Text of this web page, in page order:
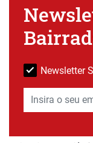
Newsletter